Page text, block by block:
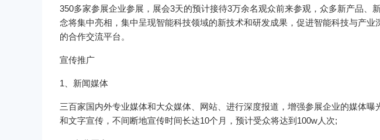
350多家参展企业参展，展会3天的预计接待3万余名观众前来参观，众多新产品、
念将集中亮相，集中呈现智能科技领域的新技术和研发成果，促进智能科技与产
的合作交流平台。
宣传推广
1、新闻媒体
三百家国内外专业媒体和大众媒体、网站、进行深度报道，增强参展企业的媒体
和文字宣传，不间断地宣传时间长达10个月，预计受众将达到100w人次;